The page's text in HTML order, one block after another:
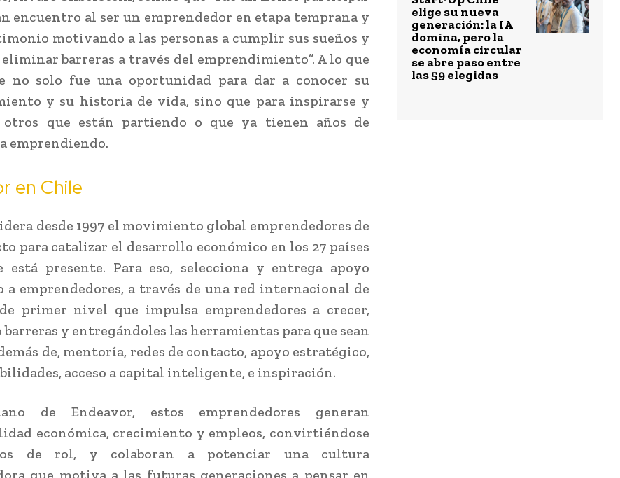
encuentro al ser un emprendedor en etapa temprana y
motivando a las personas a cumplir sus sueños y
barreras a través del emprendimiento”. A lo que
no solo fue una oportunidad para dar a conocer su
y su historia de vida, sino que para inspirarse y
otros que están partiendo o que ya tienen años de
emprendiendo.
en Chile
desde 1997 el movimiento global emprendedores de
para catalizar el desarrollo económico en los 27 países
está presente. Para eso, selecciona y entrega apoyo
a emprendedores, a través de una red internacional de
primer nivel que impulsa emprendedores a crecer,
y entregándoles las herramientas para que sean
de, mentoría, redes de contacto, apoyo estratégico,
acceso a capital inteligente, e inspiración.
de Endeavor, estos emprendedores generan
económica, crecimiento y empleos, convirtiéndose
de rol, y colaboran a potenciar una cultura
elige su nueva
generación: la IA
domina, pero la
economía circular
se abre paso entre
las 59 elegidas